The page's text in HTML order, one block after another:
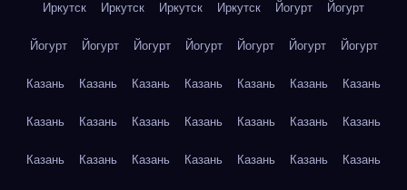
Иркутск Иркутск Иркутск Иркутск Йогурт Йогурт
Йогурт Йогурт Йогурт Йогурт Йогурт Йогурт Йогурт
Казань Казань Казань Казань Казань Казань Казань
Казань Казань Казань Казань Казань Казань Казань
Казань Казань Казань Казань Казань Казань Казань